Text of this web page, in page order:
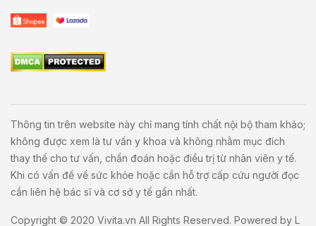
Thông tin trên website này chỉ mang tính chất nội bộ tham khảo;
không được xem là tư vấn y khoa và không nhằm mục đích
thay thế cho tư vấn, chẩn đoán hoặc điều trị từ nhân viên y tế.
Khi có vấn đề về sức khỏe hoặc cần hỗ trợ cấp cứu người đọc
cần liên hệ bác sĩ và cơ sở y tế gần nhất.
Copyright © 2020 Vivita.vn All Rights Reserved. Powered by L